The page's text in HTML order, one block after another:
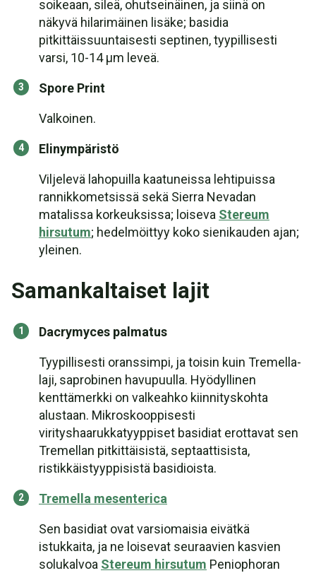
soikeaan, sileä, ohutseinäinen, ja siinä on
näkyvä hilarimäinen lisäke; basidia
pitkittäissuuntaisesti septinen, tyypillisesti
varsi, 10-14 µm leveä.
Spore Print
Valkoinen.
Elinympäristö
Viljelevä lahopuilla kaatuneissa lehtipuissa
rannikkometsissä sekä Sierra Nevadan
matalissa korkeuksissa; loiseva Stereum
hirsutum; hedelmöittyy koko sienikauden ajan;
yleinen.
Samankaltaiset lajit
Dacrymyces palmatus
Tyypillisesti oranssimpi, ja toisin kuin Tremella-
laji, saprobinen havupuulla. Hyödyllinen
kenttämerkki on valkeahko kiinnityskohta
alustaan. Mikroskooppisesti
virityshaarukkatyyppiset basidiat erottavat sen
Tremellan pitkittäisistä, septaattisista,
ristikkäistyyppisistä basidioista.
Tremella mesenterica
Sen basidiat ovat varsiomaisia eivätkä
istukkaita, ja ne loisevat seuraavien kasvien
solukalvoa Stereum hirsutum Peniophoran